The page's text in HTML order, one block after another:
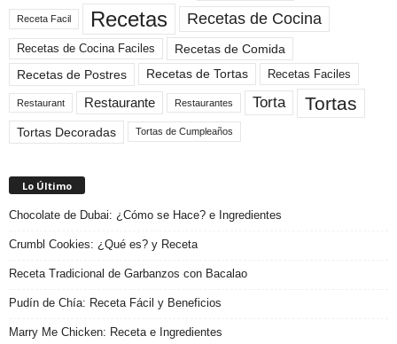
Receta Facil Recetas Recetas de Cocina
Recetas de Cocina Faciles
Recetas de Comida
Recetas de Postres
Recetas de Tortas Recetas Faciles
Restaurant Restaurante Restaurantes Torta Tortas
Tortas Decoradas Tortas de Cumpleaños
Lo Último
Chocolate de Dubai: ¿Cómo se Hace? e Ingredientes
Crumbl Cookies: ¿Qué es? y Receta
Receta Tradicional de Garbanzos con Bacalao
Pudín de Chía: Receta Fácil y Beneficios
Marry Me Chicken: Receta e Ingredientes